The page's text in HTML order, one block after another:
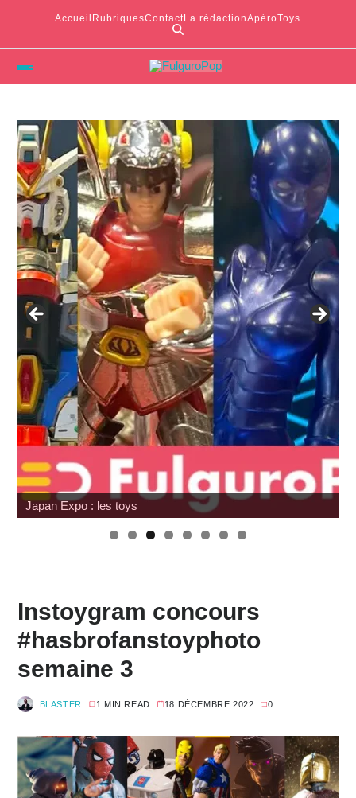
Accueil RubriquesContactLa rédactionApéroToys
Japan Expo : les toys
Instoygram concours
#hasbrofanstoyphoto
semaine 3
BLASTER 1 MIN READ 18 DÉCEMBRE 2022 0